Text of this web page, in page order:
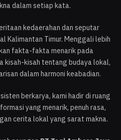
dalam setiap kata.
kedaerahan dan seputar
Kalimantan Timur. Menggali lebih
fakta-fakta menarik pada
kisah-kisah tentang budaya lokal,
dalam harmoni keabadian.
berkarya, kami hadir di ruang
yang menarik, penuh rasa,
cerita lokal yang sarat makna.